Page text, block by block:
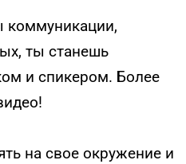
коммуникации,
ты станешь
и спикером. Более
на свое окружение и